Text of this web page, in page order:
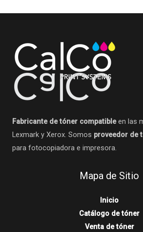
Fabricante de tóner compatibleen las
Lexmark y Xerox. Somos proveedor de
para fotocopiadora e impresora.
Mapa de Sitio
Inicio
Catálogo de tóner
Venta de tóner